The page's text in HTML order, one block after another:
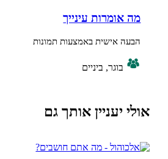
עינייך
אישית באמצעות תמונות
בוגר, ביניים
אותך גם